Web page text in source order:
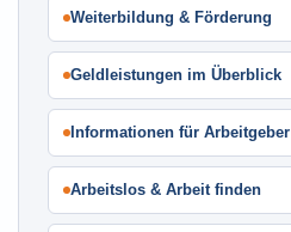
Weiterbildung & Förderung
Geldleistungen im Überblick
Informationen für Arbeitgeber
Arbeitslos & Arbeit finden